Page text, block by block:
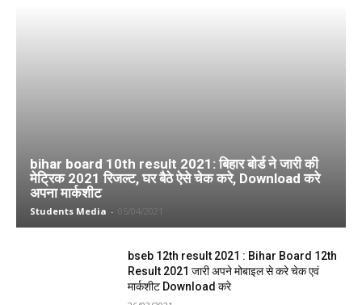
bihar board 10th result 2021: बिहार बोर्ड ने जारी की
मेट्रिक 2021 रिजल्ट, घर बैठे ऐसे चेक करे, Download करे
अपना मार्कशीट
Students Media - 05/04/2021
bseb 12th result 2021 : Bihar Board 12th
Result 2021 जारी अपने मोबाइल से करे चेक एवं
मार्कशीट Download करे